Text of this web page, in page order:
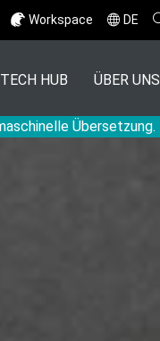
Workspace DE
Übersetzung.
TECH HUB ÜBER UNS